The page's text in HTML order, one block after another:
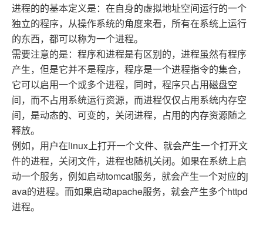
进程的的基本定义是：在自身的虚拟地址空间运行的一个
独立的程序，从操作系统的角度来看，所有在系统上运行
的东西，都可以称为一个进程。
需要注意的是：程序和进程是有区别的，进程虽然有程序
产生，但是它并不是程序，程序是一个进程指令的集合，
它可以启用一个或多个进程，同时，程序只占用磁盘空
间，而不占用系统运行资源，而进程仅仅占用系统内存空
间，是动态的、可变的，关闭进程，占用的内存资源随之
释放。
例如，用户在linux上打开一个文件、就会产生一个打开文
件的进程，关闭文件，进程也随机关闭。如果在系统上启
动一个服务，例如启动tomcat服务，就会产生一个对应的j
ava的进程。而如果启动apache服务，就会产生多个httpd
进程。